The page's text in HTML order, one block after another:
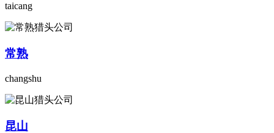
taicang
常熟
changshu
昆山